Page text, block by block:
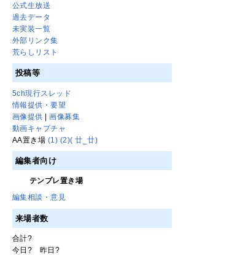
公式生放送
過去データ
未実装一覧
外部リンク集
荒らしリスト
投稿等
5ch現行スレッド
情報提供・要望
画像提供 |画像募集
動画キャプチャ
AA置き場 (1) (2)( 廿_廿)
編集者向け
テンプレ置き場
編集相談・意見
来場者数
合計?
今日 ? 昨日 ?